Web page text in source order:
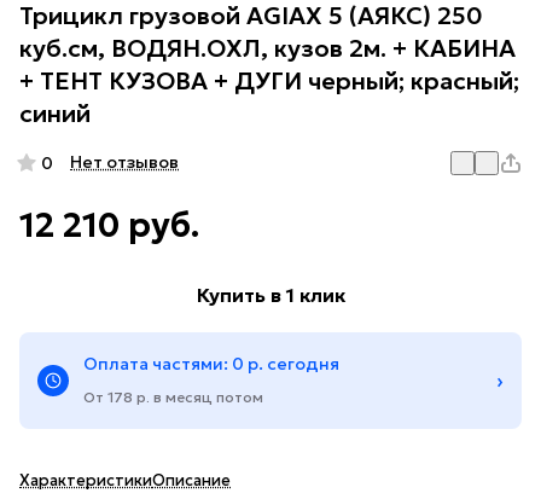
Трицикл грузовой AGIAX 5 (АЯКС) 250
куб.см, ВОДЯН.ОХЛ, кузов 2м. + КАБИНА
+ ТЕНТ КУЗОВА + ДУГИ черный; красный;
синий
0 Нет отзывов
12 210 руб.
Купить в 1 клик
Оплата частями: 0 р. сегодня
От 178 р. в месяц потом
›
ХарактеристикиОписание